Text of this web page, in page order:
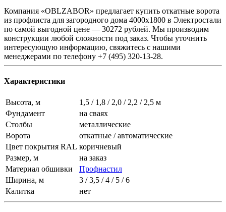
Компания «OBLZABOR» предлагает купить откатные ворота
из профлиста для загородного дома 4000х1800 в Электростали
по самой выгодной цене — 30272 рублей. Мы производим
конструкции любой сложности под заказ. Чтобы уточнить
интересующую информацию, свяжитесь с нашими
менеджерами по телефону +7 (495) 320-13-28.
Характеристики
Высота, м
1,5 / 1,8 / 2,0 / 2,2 / 2,5 м
Фундамент
на сваях
Столбы
металлические
Ворота
откатные / автоматические
Цвет покрытия RAL коричневый
Размер, м
на заказ
Материал обшивки
Профнастил
Ширина, м
3 / 3,5 / 4 / 5 / 6
Калитка
нет